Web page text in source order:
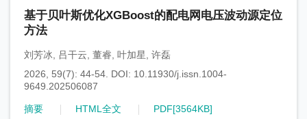
基于贝叶斯优化XGBoost的配电网电压波动源定位
方法
刘芳冰, 吕干云, 董睿, 叶加星, 许磊
2026, 59(7): 44-54. DOI: 10.11930/j.issn.1004-
9649.202506087
摘要 HTML全文 PDF[3564KB]